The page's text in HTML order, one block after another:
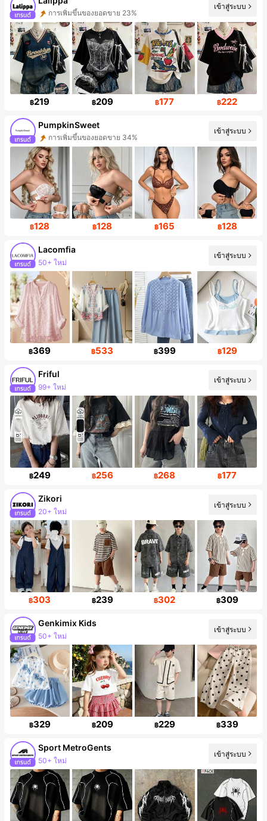
การเพิ่มขึ้นของยอดขาย 23%
ผู้ติดตาม 109K คน
เข้าสู่ระบบ
฿219 ฿209 ฿177 ฿222
PumpkinSweet
การเพิ่มขึ้นของยอดขาย 34%
การเพิ่มขึ้นของผู้ติดตาม 269%
เข้าสู่ระบบ
฿128 ฿128 ฿165 ฿128
Lacomfia
50+ ใหม่
ผู้ติดตาม 143K คน
เข้าสู่ระบบ
฿369 ฿533 ฿399 ฿129
Friful
99+ ใหม่
ผู้ติดตาม 619K คน
เข้าสู่ระบบ
฿249 ฿256 ฿268 ฿177
Zikori
20+ ใหม่
การเพิ่มขึ้นของผู้ติดตาม 14%
เข้าสู่ระบบ
฿303 ฿239 ฿302 ฿309
Genkimix Kids
50+ ใหม่
ผู้ติดตาม 309K คน
เข้าสู่ระบบ
฿329 ฿209 ฿229 ฿339
Sport MetroGents
50+ ใหม่
การเพิ่มขึ้นของผู้ติดตาม 27%
เข้าสู่ระบบ